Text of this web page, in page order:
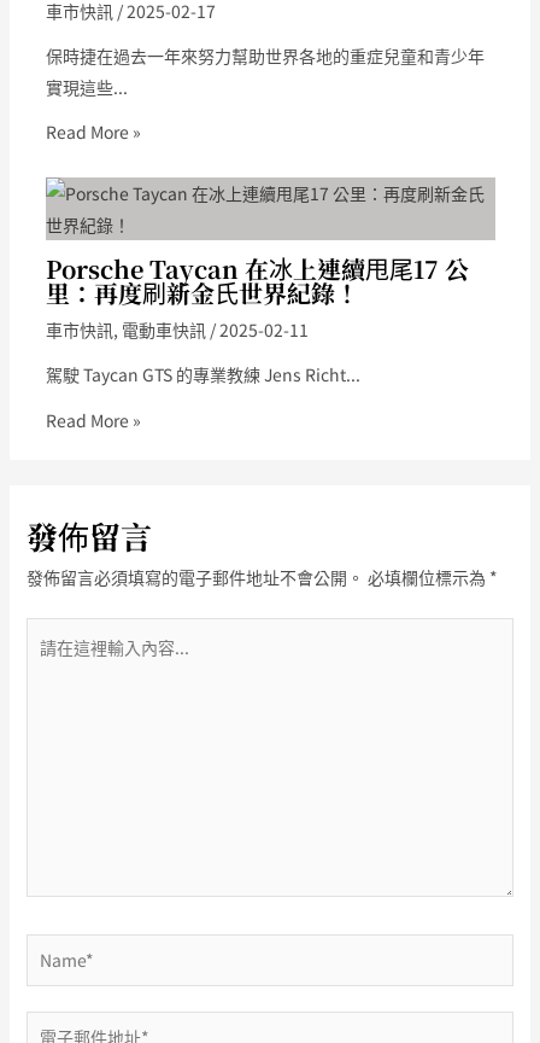
車市快訊/2025-02-17
保時捷在過去一年來努力幫助世界各地的重症兒童和青少年
實現這些...
Read More »
Porsche Taycan 在冰上連續甩尾17 公
里：再度刷新金氏世界紀錄！
車市快訊, 電動車快訊/2025-02-11
駕駛 Taycan GTS 的專業教練 Jens Richt...
Read More »
發佈留言
發佈留言必須填寫的電子郵件地址不會公開。 必填欄位標示為 *
在
Name*
電